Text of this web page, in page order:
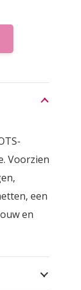
Voorzien
een
en